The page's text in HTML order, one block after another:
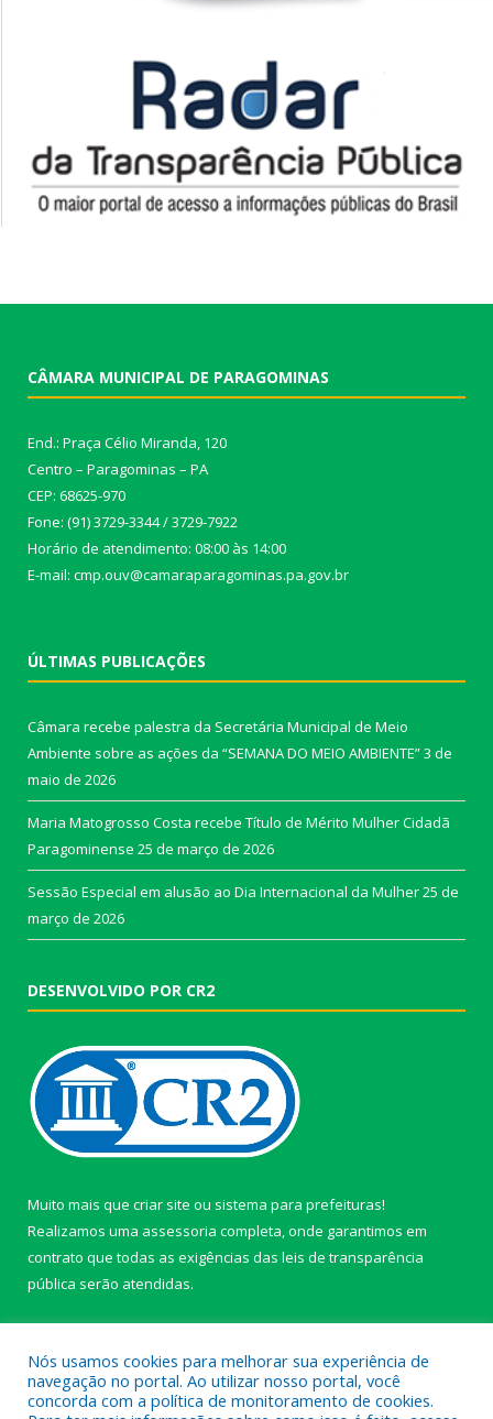
CÂMARA MUNICIPAL DE PARAGOMINAS
End.: Praça Célio Miranda, 120
Centro – Paragominas – PA
CEP: 68625-970
Fone: (91) 3729-3344 / 3729-7922
Horário de atendimento: 08:00 às 14:00
E-mail: cmp.ouv@camaraparagominas.pa.gov.br
ÚLTIMAS PUBLICAÇÕES
Câmara recebe palestra da Secretária Municipal de Meio
Ambiente sobre as ações da “SEMANA DO MEIO AMBIENTE”3 de
maio de 2026
Maria Matogrosso Costa recebe Título de Mérito Mulher Cidadã
Paragominense 25 de março de 2026
Sessão Especial em alusão ao Dia Internacional da Mulher25 de
março de 2026
DESENVOLVIDO POR CR2
Muito mais que criar site ou sistema para prefeituras!
Realizamos uma assessoria completa, onde garantimos em
contrato que todas as exigências das leis de transparência
pública serão atendidas.
Nós usamos cookies para melhorar sua experiência de
navegação no portal. Ao utilizar nosso portal, você
concorda com a política de monitoramento de cookies.